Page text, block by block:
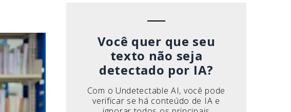
Você quer que seu
texto não seja
detectado por IA?
Com o Undetectable AI, você pode
verificar se há conteúdo de IA e